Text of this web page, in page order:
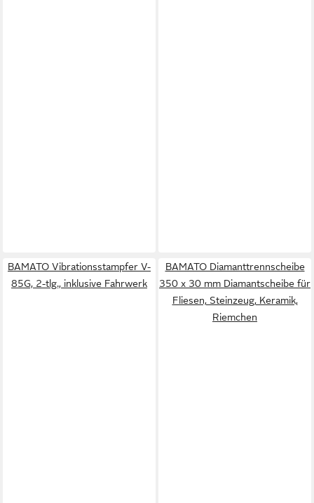
BAMATO Vibrationsstampfer V-
85G, 2-tlg., inklusive Fahrwerk
BAMATO Diamanttrennscheibe
350 x 30 mm Diamantscheibe für
Fliesen, Steinzeug, Keramik,
Riemchen